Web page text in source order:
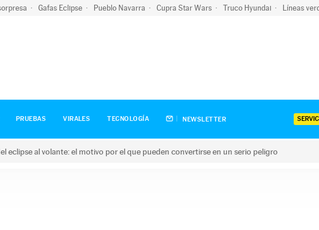
Gafas Eclipse Pueblo Navarra Cupra Star Wars Truco Hyundai Líneas
PRUEBAS VIRALES TECNOLOGÍA NEWSLETTER
eclipse al volante: el motivo por el que pueden convertirse en un serio peligro